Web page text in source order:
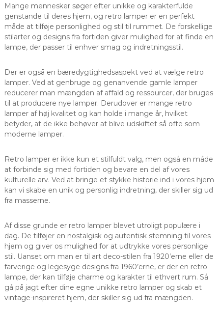
Mange mennesker søger efter unikke og karakterfulde
genstande til deres hjem, og retro lamper er en perfekt
måde at tilføje personlighed og stil til rummet. De forskellige
stilarter og designs fra fortiden giver mulighed for at finde en
lampe, der passer til enhver smag og indretningsstil.
Der er også en bæredygtighedsaspekt ved at vælge retro
lamper. Ved at genbruge og genanvende gamle lamper
reducerer man mængden af affald og ressourcer, der bruges
til at producere nye lamper. Derudover er mange retro
lamper af høj kvalitet og kan holde i mange år, hvilket
betyder, at de ikke behøver at blive udskiftet så ofte som
moderne lamper.
Retro lamper er ikke kun et stilfuldt valg, men også en måde
at forbinde sig med fortiden og bevare en del af vores
kulturelle arv. Ved at bringe et stykke historie ind i vores hjem
kan vi skabe en unik og personlig indretning, der skiller sig ud
fra masserne.
Af disse grunde er retro lamper blevet utroligt populære i
dag. De tilføjer en nostalgisk og autentisk stemning til vores
hjem og giver os mulighed for at udtrykke vores personlige
stil. Uanset om man er til art deco-stilen fra 1920’erne eller de
farverige og legesyge designs fra 1960’erne, er der en retro
lampe, der kan tilføje charme og karakter til ethvert rum. Så
gå på jagt efter dine egne unikke retro lamper og skab et
vintage-inspireret hjem, der skiller sig ud fra mængden.